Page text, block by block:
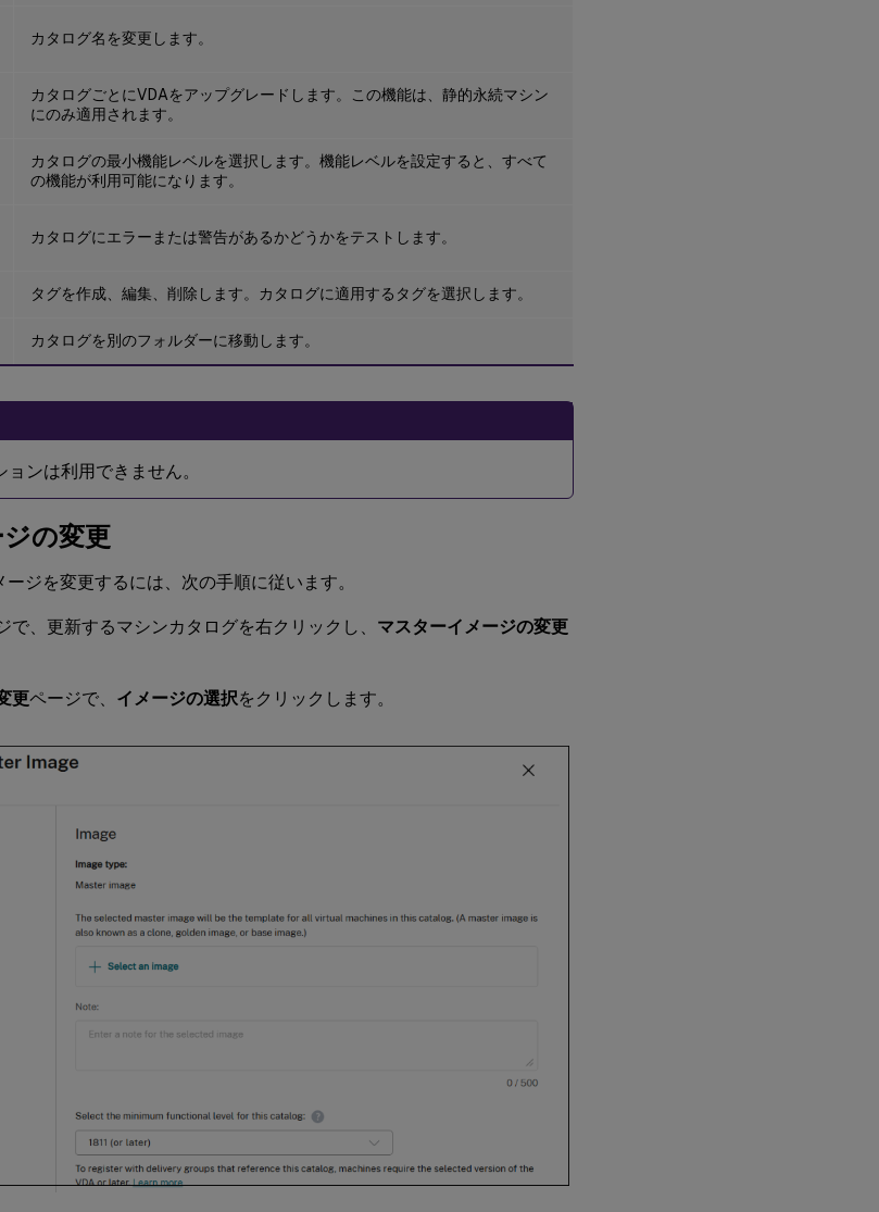
カタログ名を変更します。
カタログごとにVDAをアップグレードします。この機能は、静的永続マシン
にのみ適用されます。
カタログの最小機能レベルを選択します。機能レベルを設定すると、すべて
の機能が利用可能になります。
カタログにエラーまたは警告があるかどうかをテストします。
タグを作成、編集、削除します。カタログに適用するタグを選択します。
カタログを別のフォルダーに移動します。
ョンは利用できません。
の変更
ジを変更するには、次の手順に従います。
で、更新するマシンカタログを右クリックし、 マスターイメージの変更
更ページで、 イメージの選択をクリックします。